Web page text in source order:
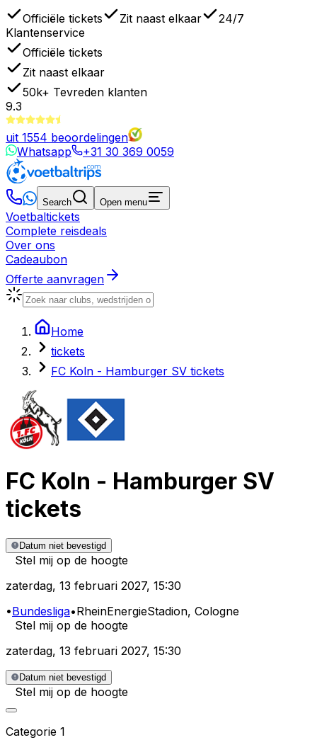
Officiële tickets Zit naast elkaar
24/7
Klantenservice
Officiële tickets
Zit naast elkaar
50k+ Tevreden klanten
9.3
uit 1554 beoordelingen
Whatsapp
+31 30 369 0059
Search Open menu
Voetbaltickets
Complete reisdeals
Over ons
Cadeaubon
Offerte aanvragen
Home
tickets
FC Koln - Hamburger SV tickets
FC Koln - Hamburger SV
tickets
Datum niet bevestigd
Stel mij op de hoogte
zaterdag, 13 februari 2027, 15:30
•Bundesliga•RheinEnergieStadion, Cologne
Stel mij op de hoogte
zaterdag, 13 februari 2027, 15:30
Datum niet bevestigd
Stel mij op de hoogte
Categorie 1